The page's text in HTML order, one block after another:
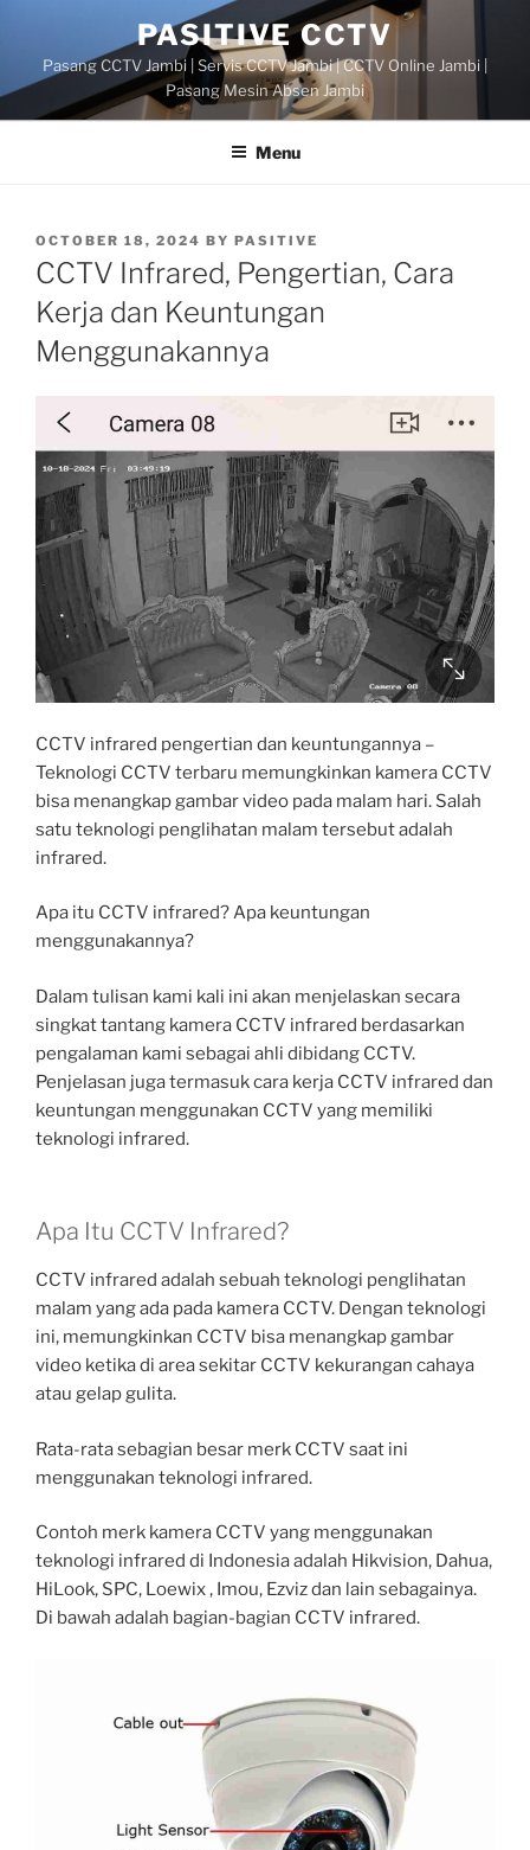
content
PASITIVE CCTV
Pasang CCTV Jambi | Servis CCTV Jambi | CCTV Online Jambi |
Pasang Mesin Absen Jambi
Menu
POSTED
ON
OCTOBER 18, 2024 BY PASITIVE
CCTV Infrared, Pengertian, Cara
Kerja dan Keuntungan
Menggunakannya
CCTV infrared pengertian dan keuntungannya –
Teknologi CCTV terbaru memungkinkan kamera CCTV
bisa menangkap gambar video pada malam hari. Salah
satu teknologi penglihatan malam tersebut adalah
infrared.
Apa itu CCTV infrared? Apa keuntungan
menggunakannya?
Dalam tulisan kami kali ini akan menjelaskan secara
singkat tantang kamera CCTV infrared berdasarkan
pengalaman kami sebagai ahli dibidang CCTV.
Penjelasan juga termasuk cara kerja CCTV infrared dan
keuntungan menggunakan CCTV yang memiliki
teknologi infrared.
Apa Itu CCTV Infrared?
CCTV infrared adalah sebuah teknologi penglihatan
malam yang ada pada kamera CCTV. Dengan teknologi
ini, memungkinkan CCTV bisa menangkap gambar
video ketika di area sekitar CCTV kekurangan cahaya
atau gelap gulita.
Rata-rata sebagian besar merk CCTV saat ini
menggunakan teknologi infrared.
Contoh merk kamera CCTV yang menggunakan
teknologi infrared di Indonesia adalah Hikvision, Dahua,
HiLook, SPC, Loewix , Imou, Ezviz dan lain sebagainya.
Di bawah adalah bagian-bagian CCTV infrared.